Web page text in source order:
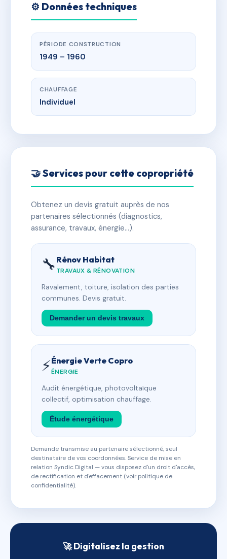
⚙️ Données techniques
PÉRIODE CONSTRUCTION
1949 – 1960
CHAUFFAGE
Individuel
🤝 Services pour cette copropriété
Obtenez un devis gratuit auprès de nos
partenaires sélectionnés (diagnostics,
assurance, travaux, énergie…).
🔧 Rénov Habitat
TRAVAUX & RÉNOVATION
Ravalement, toiture, isolation des parties
communes. Devis gratuit.
Demander un devis travaux
⚡Énergie Verte Copro
ÉNERGIE
Audit énergétique, photovoltaïque
collectif, optimisation chauffage.
Étude énergétique
Demande transmise au partenaire sélectionné, seul
destinataire de vos coordonnées. Service de mise en
relation Syndic Digital — vous disposez d'un droit d'accès,
de rectification et d'effacement (voir politique de
confidentialité).
🚀 Digitalisez la gestion